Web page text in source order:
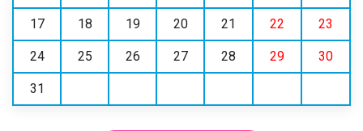
17 18 19 20 21 22 23
24 25 26 27 28 29 30
31